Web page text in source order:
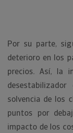
Por su parte,
deterioro en los
precios. Así, la
solvencia de los
puntos por
impacto de los